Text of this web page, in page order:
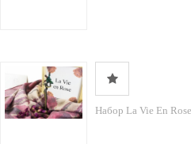
Набор La Vie En Rose